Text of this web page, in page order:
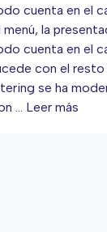
cuenta en el
la
cuenta en el
con el
se ha
… Leer más